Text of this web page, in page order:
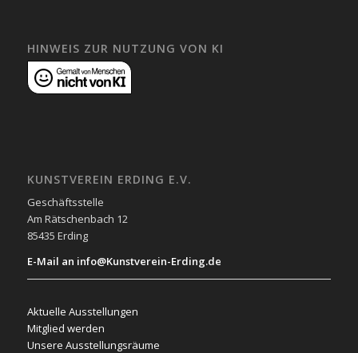
HINWEIS ZUR NUTZUNG VON KI
KUNSTVEREIN ERDING E.V.
Geschäftsstelle
Am Rätschenbach 12
85435 Erding
E-Mail an info@Kunstverein-Erding.de
Aktuelle Ausstellungen
Mitglied werden
Unsere Ausstellungsräume